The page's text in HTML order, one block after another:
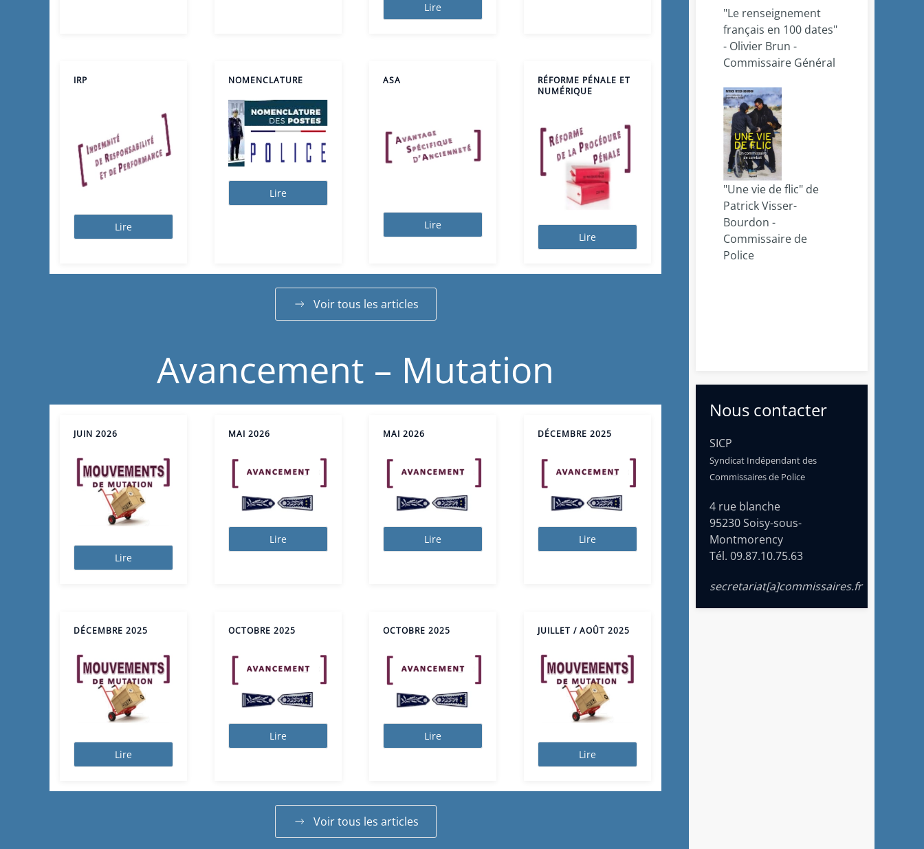
Lire
IRP
Lire
NOMENCLATURE
Lire
ASA
Lire
RÉFORME PÉNALE ET
NUMÉRIQUE
Lire
Voir tous les articles
Avancement – Mutation
JUIN 2026
Lire
MAI 2026
Lire
MAI 2026
Lire
DÉCEMBRE 2025
Lire
DÉCEMBRE 2025
Lire
OCTOBRE 2025
Lire
OCTOBRE 2025
Lire
JUILLET / AOÛT 2025
Lire
Voir tous les articles
"Le renseignement
français en 100 dates"
- Olivier Brun -
Commissaire Général
"Une vie de flic" de
Patrick Visser-
Bourdon -
Commissaire de
Police
Nous contacter
SICP
Syndicat Indépendant des
Commissaires de Police
4 rue blanche
95230 Soisy-sous-
Montmorency
Tél. 09.87.10.75.63
secretariat[a]commissaires.fr